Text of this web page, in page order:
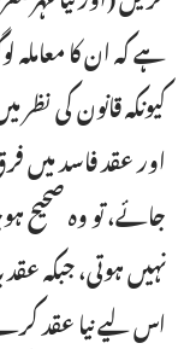
ہے کہ ان کا معاملہ
کیونکہ قانون کی
اور عقد فاسد میں
جائے، تو وہ صحیح
نہیں ہوتی، جبکہ
اس لیے نیا عقد